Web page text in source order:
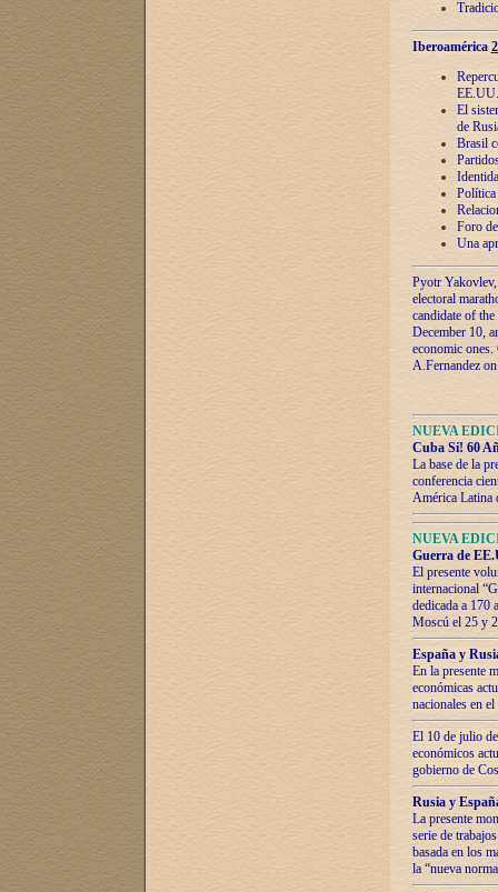
Iberoamérica
EE.UU.
El
de
Brasil
Política
Foro
Una
Pyotr
electoral
candidate of
December 10,
economic
A.Fernandez
NUEVA
Cuba Sí! 60
La base de la
conferencia
América Latina
NUEVA
Guerra de
El presente
internacional
dedicada a 170
Moscú el 25 y
España y
En la presente
económicas
nacionales en
El 10 de julio
económicos
gobierno de
Rusia y
La presente
serie de
basada en los
la “nueva